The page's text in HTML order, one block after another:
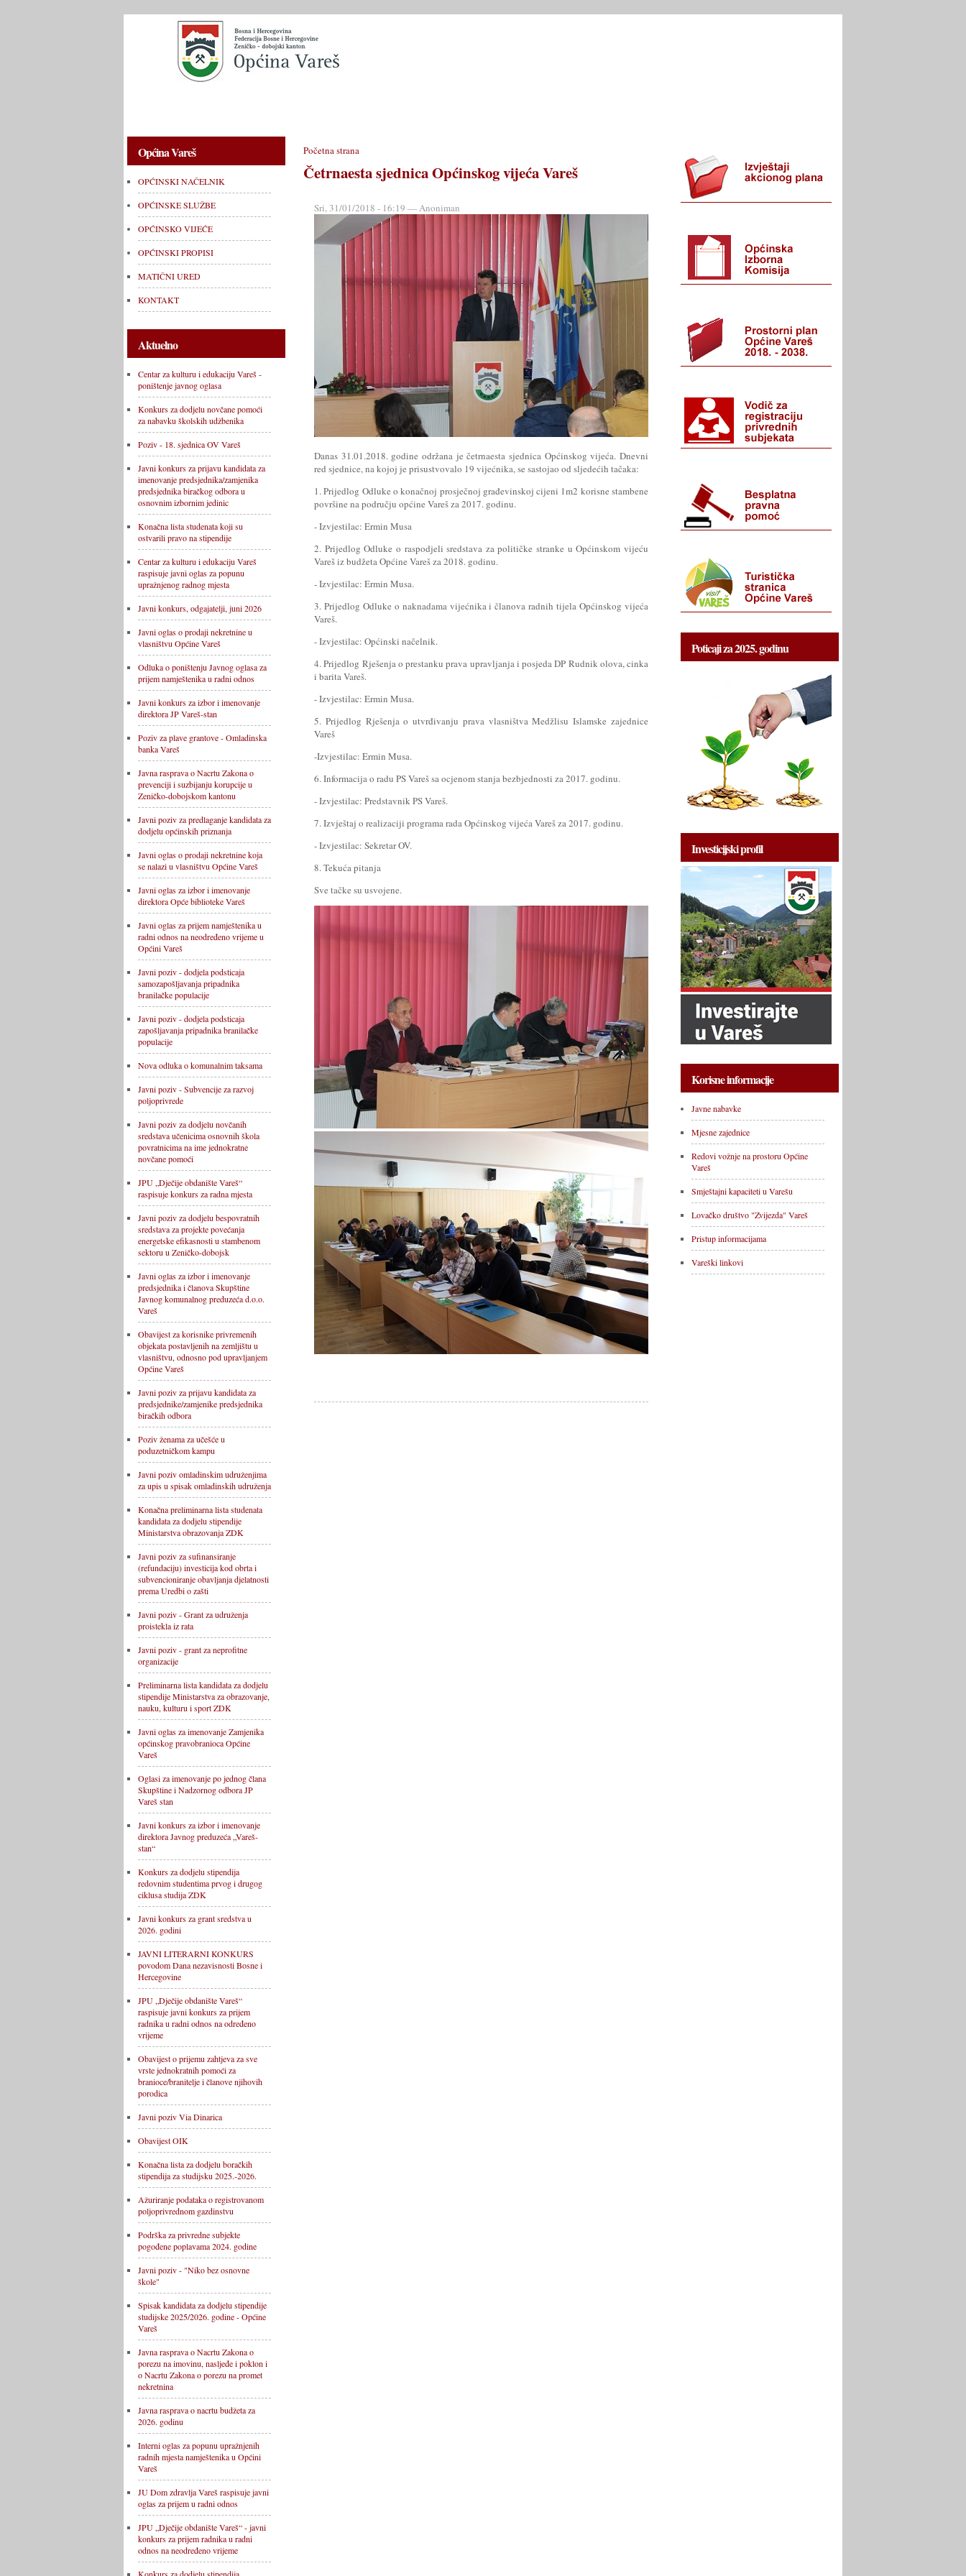
Općina Vareš
OPĆINSKI NAČELNIK
OPĆINSKE SLUŽBE
OPĆINSKO VIJEĆE
OPĆINSKI PROPISI
MATIČNI URED
KONTAKT
Aktuelno
Centar za kulturu i edukaciju Vareš -
poništenje javnog oglasa
Konkurs za dodjelu novčane pomoći
za nabavku školskih udžbenika
Poziv - 18. sjednica OV Vareš
Javni konkurs za prijavu kandidata za
imenovanje predsjednika/zamjenika
predsjednika biračkog odbora u
osnovnim izbornim jedinic
Konačna lista studenata koji su
ostvarili pravo na stipendije
Centar za kulturu i edukaciju Vareš
raspisuje javni oglas za popunu
upražnjenog radnog mjesta
Javni konkurs, odgajatelji, juni 2026
Javni oglas o prodaji nekretnine u
vlasništvu Općine Vareš
Odluka o poništenju Javnog oglasa za
prijem namještenika u radni odnos
Javni konkurs za izbor i imenovanje
direktora JP Vareš-stan
Poziv za plave grantove - Omladinska
banka Vareš
Javna rasprava o Nacrtu Zakona o
prevenciji i suzbijanju korupcije u
Zeničko-dobojskom kantonu
Javni poziv za predlaganje kandidata za
dodjelu općinskih priznanja
Javni oglas o prodaji nekretnine koja
se nalazi u vlasništvu Općine Vareš
Javni oglas za izbor i imenovanje
direktora Opće biblioteke Vareš
Javni oglas za prijem namještenika u
radni odnos na neodređeno vrijeme u
Općini Vareš
Javni poziv - dodjela podsticaja
samozapošljavanja pripadnika
branilačke populacije
Javni poziv - dodjela podsticaja
zapošljavanja pripadnika branilačke
populacije
Nova odluka o komunalnim taksama
Javni poziv - Subvencije za razvoj
poljoprivrede
Javni poziv za dodjelu novčanih
sredstava učenicima osnovnih škola
povratnicima na ime jednokratne
novčane pomoći
JPU „Dječije obdanište Vareš“
raspisuje konkurs za radna mjesta
Javni poziv za dodjelu bespovratnih
sredstava za projekte povećanja
energetske efikasnosti u stambenom
sektoru u Zeničko-dobojsk
Javni oglas za izbor i imenovanje
predsjednika i članova Skupštine
Javnog komunalnog preduzeća d.o.o.
Vareš
Obavijest za korisnike privremenih
objekata postavljenih na zemljištu u
vlasništvu, odnosno pod upravljanjem
Općine Vareš
Javni poziv za prijavu kandidata za
predsjednike/zamjenike predsjednika
biračkih odbora
Poziv ženama za učešće u
poduzetničkom kampu
Javni poziv omladinskim udruženjima
za upis u spisak omladinskih udruženja
Konačna preliminarna lista studenata
kandidata za dodjelu stipendije
Ministarstva obrazovanja ZDK
Javni poziv za sufinansiranje
(refundaciju) investicija kod obrta i
subvencioniranje obavljanja djelatnosti
prema Uredbi o zašti
Javni poziv - Grant za udruženja
proistekla iz rata
Javni poziv - grant za neprofitne
organizacije
Preliminarna lista kandidata za dodjelu
stipendije Ministarstva za obrazovanje,
nauku, kulturu i sport ZDK
Javni oglas za imenovanje Zamjenika
općinskog pravobranioca Općine
Vareš
Oglasi za imenovanje po jednog člana
Skupštine i Nadzornog odbora JP
Vareš stan
Javni konkurs za izbor i imenovanje
direktora Javnog preduzeća „Vareš-
stan“
Konkurs za dodjelu stipendija
redovnim studentima prvog i drugog
ciklusa studija ZDK
Javni konkurs za grant sredstva u
2026. godini
JAVNI LITERARNI KONKURS
povodom Dana nezavisnosti Bosne i
Hercegovine
JPU „Dječije obdanište Vareš“
raspisuje javni konkurs za prijem
radnika u radni odnos na određeno
vrijeme
Obavijest o prijemu zahtjeva za sve
vrste jednokratnih pomoći za
branioce/branitelje i članove njihovih
porodica
Javni poziv Via Dinarica
Obavijest OIK
Konačna lista za dodjelu boračkih
stipendija za studijsku 2025.-2026.
Ažuriranje podataka o registrovanom
poljoprivrednom gazdinstvu
Podrška za privredne subjekte
pogođene poplavama 2024. godine
Javni poziv - "Niko bez osnovne
škole"
Spisak kandidata za dodjelu stipendije
studijske 2025/2026. godine - Općine
Vareš
Javna rasprava o Nacrtu Zakona o
porezu na imovinu, nasljeđe i poklon i
o Nacrtu Zakona o porezu na promet
nekretnina
Javna rasprava o nacrtu budžeta za
2026. godinu
Interni oglas za popunu upražnjenih
radnih mjesta namještenika u Općini
Vareš
JU Dom zdravlja Vareš raspisuje javni
oglas za prijem u radni odnos
JPU „Dječije obdanište Vareš“ - javni
konkurs za prijem radnika u radni
odnos na neodređeno vrijeme
Početna strana
Četrnaesta sjednica Općinskog vijeća Vareš
Sri, 31/01/2018 - 16:19 — Anoniman
Danas 31.01.2018. godine održana je četrnaesta sjednica Općinskog vijeća. Dnevni
red sjednice, na kojoj je prisustvovalo 19 vijećnika, se sastojao od sljedećih tačaka:
1. Prijedlog Odluke o konačnoj prosječnoj građevinskoj cijeni 1m2 korisne stambene
površine na području općine Vareš za 2017. godinu.
- Izvjestilac: Ermin Musa
2. Prijedlog Odluke o raspodjeli sredstava za političke stranke u Općinskom vijeću
Vareš iz budžeta Općine Vareš za 2018. godinu.
- Izvjestilac: Ermin Musa.
3. Prijedlog Odluke o naknadama vijećnika i članova radnih tijela Općinskog vijeća
Vareš.
- Izvjestilac: Općinski načelnik.
4. Prijedlog Rješenja o prestanku prava upravljanja i posjeda DP Rudnik olova, cinka
i barita Vareš.
- Izvjestilac: Ermin Musa.
5. Prijedlog Rješenja o utvrđivanju prava vlasništva Medžlisu Islamske zajednice
Vareš
-Izvjestilac: Ermin Musa.
6. Informacija o radu PS Vareš sa ocjenom stanja bezbjednosti za 2017. godinu.
- Izvjestilac: Predstavnik PS Vareš.
7. Izvještaj o realizaciji programa rada Općinskog vijeća Vareš za 2017. godinu.
- Izvjestilac: Sekretar OV.
8. Tekuća pitanja
Sve tačke su usvojene.
Poticaji za 2025. godinu
Investicijski profil
Korisne informacije
Javne nabavke
Mjesne zajednice
Redovi vožnje na prostoru Općine
Vareš
Smještajni kapaciteti u Varešu
Lovačko društvo "Zvijezda" Vareš
Pristup informacijama
Vareški linkovi